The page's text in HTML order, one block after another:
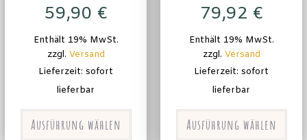
59,90 €
Enthält 19% MwSt.
zzgl. Versand
Lieferzeit: sofort
lieferbar
Ausführung wählen
79,92 €
Enthält 19% MwSt.
zzgl. Versand
Lieferzeit: sofort
lieferbar
Ausführung wählen